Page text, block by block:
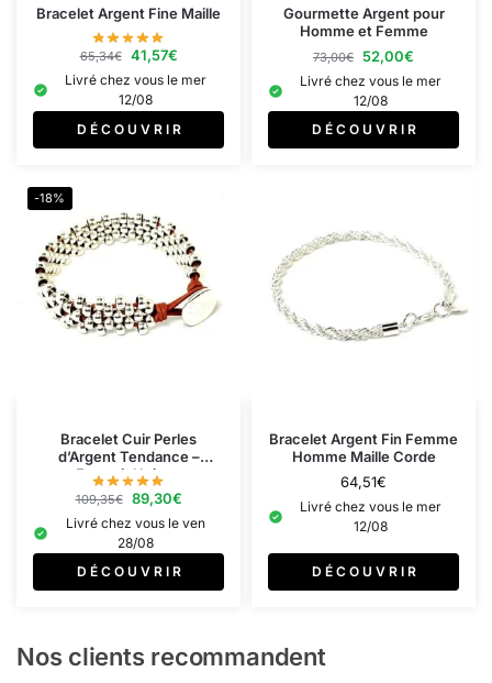
Bracelet Argent Fine Maille
65,34€ 41,57€
Livré chez vous le mer
12/08
D É C O U V R I R
Gourmette Argent pour
Homme et Femme
73,00€ 52,00€
Livré chez vous le mer
12/08
D É C O U V R I R
-18%
Bracelet Cuir Perles
d’Argent Tendance –
Fermoir Unique
109,35€ 89,30€
Livré chez vous le ven
28/08
D É C O U V R I R
Bracelet Argent Fin Femme
Homme Maille Corde
64,51€
Livré chez vous le mer
12/08
D É C O U V R I R
Nos clients recommandent